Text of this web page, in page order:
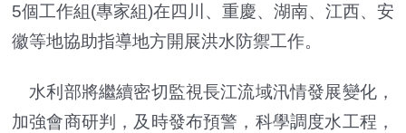
5個工作組(專家組)在四川、重慶、湖南、江西、安
徽等地協助指導地方開展洪水防禦工作。
水利部將繼續密切監視長江流域汛情發展變化，
加強會商研判，及時發布預警，科學調度水工程，